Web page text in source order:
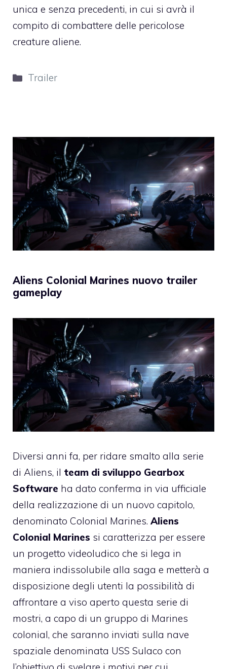
unica e senza precedenti, in cui si avrà il
compito di combattere delle pericolose
creature aliene.
Categorie
Trailer
Aliens Colonial Marines nuovo trailer
gameplay
Diversi anni fa, per ridare smalto alla serie
di Aliens, il team di sviluppo Gearbox
Software ha dato conferma in via ufficiale
della realizzazione di un nuovo capitolo,
denominato Colonial Marines. Aliens
Colonial Marines si caratterizza per essere
un progetto videoludico che si lega in
maniera indissolubile alla saga e metterà a
disposizione degli utenti la possibilità di
affrontare a viso aperto questa serie di
mostri, a capo di un gruppo di Marines
colonial, che saranno inviati sulla nave
spaziale denominata USS Sulaco con